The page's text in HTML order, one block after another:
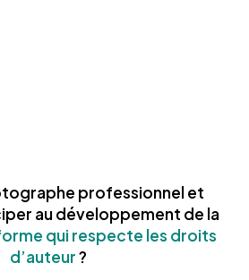
professionnel et
au développement de la
qui respecte les droits
d’auteur?